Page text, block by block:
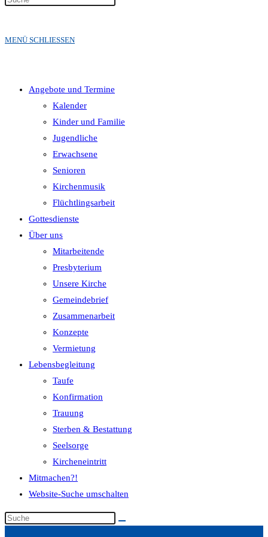
MENÜ SCHLIESSEN
Angebote und Termine
Kalender
Kinder und Familie
Jugendliche
Erwachsene
Senioren
Kirchenmusik
Flüchtlingsarbeit
Gottesdienste
Über uns
Mitarbeitende
Presbyterium
Unsere Kirche
Gemeindebrief
Zusammenarbeit
Konzepte
Vermietung
Lebensbegleitung
Taufe
Konfirmation
Trauung
Sterben & Bestattung
Seelsorge
Kircheneintritt
Mitmachen?!
Website-Suche umschalten